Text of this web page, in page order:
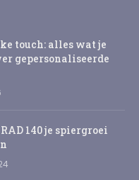
touch: alles wat je
gepersonaliseerde
140 je spiergroei